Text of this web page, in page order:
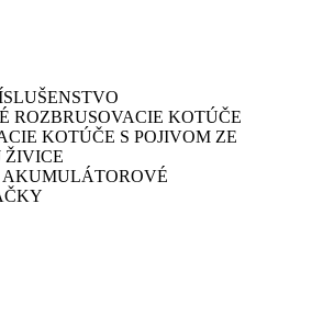
ROZBRUSOVACIE KOTÚČE
KOTÚČE S POJIVOM ZE
ŽIVICE
AKUMULÁTOROVÉ